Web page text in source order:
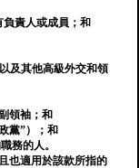
責人或成員；和
及其他高級外交和領
領袖；和
黨”）；和
務的人。
也適用於該款所指的